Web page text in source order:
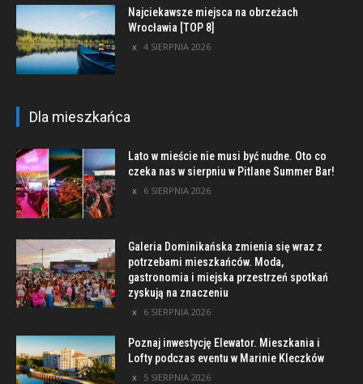
Najciekawsze miejsca na obrzeżach
Wrocławia [TOP 8]
4 SIERPNIA 2026
Dla mieszkańca
Lato w mieście nie musi być nudne. Oto co
czeka nas w sierpniu w Pitlane Summer Bar!
6 SIERPNIA 2026
Galeria Dominikańska zmienia się wraz z
potrzebami mieszkańców. Moda,
gastronomia i miejska przestrzeń spotkań
zyskują na znaczeniu
6 SIERPNIA 2026
Poznaj inwestycję Elewator. Mieszkania i
Lofty podczas eventu w Marinie Kleczków
5 SIERPNIA 2026